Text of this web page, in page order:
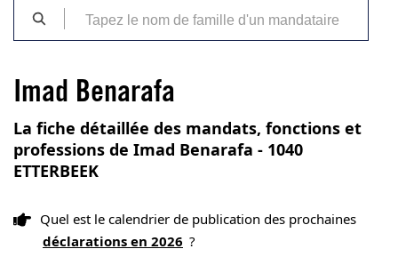
Imad Benarafa
La fiche détaillée des mandats, fonctions et
professions de Imad Benarafa - 1040
ETTERBEEK
Quel est le calendrier de publication des prochaines
déclarations en 2026 ?